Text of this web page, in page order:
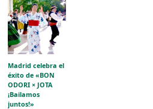
evolución del
grabado japonés
al público
aragonés
Madrid celebra el
éxito de «BON
ODORI × JOTA
¡Bailamos
juntos!»